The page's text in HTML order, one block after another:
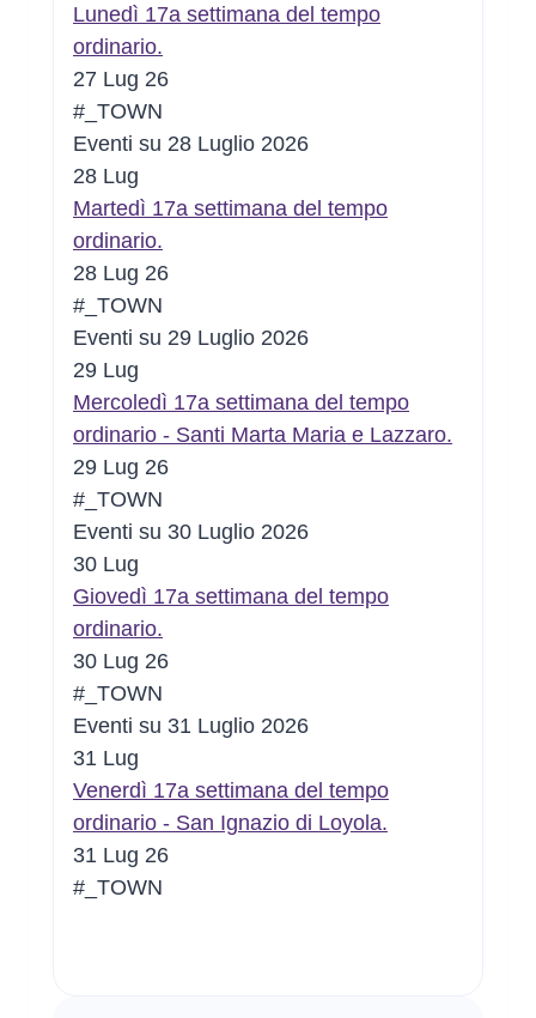
Lunedì 17a settimana del tempo
ordinario.
27 Lug 26
#_TOWN
Eventi su 28 Luglio 2026
28 Lug
Martedì 17a settimana del tempo
ordinario.
28 Lug 26
#_TOWN
Eventi su 29 Luglio 2026
29 Lug
Mercoledì 17a settimana del tempo
ordinario - Santi Marta Maria e Lazzaro.
29 Lug 26
#_TOWN
Eventi su 30 Luglio 2026
30 Lug
Giovedì 17a settimana del tempo
ordinario.
30 Lug 26
#_TOWN
Eventi su 31 Luglio 2026
31 Lug
Venerdì 17a settimana del tempo
ordinario - San Ignazio di Loyola.
31 Lug 26
#_TOWN